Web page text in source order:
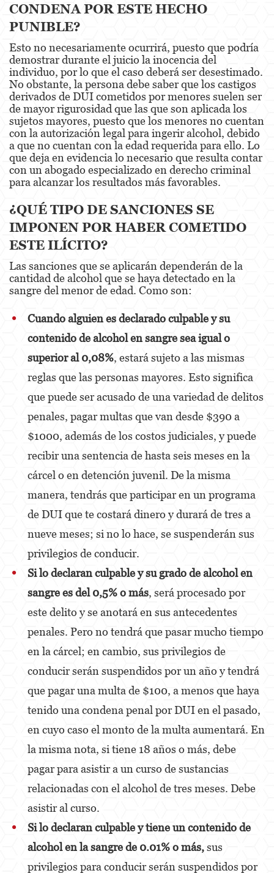
Merodear para prostituirse
Penetración Sexual Forzada
Pornografía Infantil
Prostitución y Solicitación
Violación
DUI
Audiencia Administrativa del DMV
Conducción Imprudente con Presencia de
Alcohol
Conducción Imprudente sin Presencia de
Cuarta Ofensa de DUI
DUI con Pasajeros Menores de 14 Años
DUI en Menores de Edad
Leyes de DUI en el Estado de California
Segunda Ofensa de DUI
Tercera Ofensa de DUI
Aumento de Sentencia para Pandillas
Disuadir a un Testigo
Homicidio
Homicidio Involuntario
Homicidio Voluntario
Intento de Asesinato
Violencia Doméstica
Acecho
Abuso de Ancianos y de Adultos
Dependientes
Amenazas Criminales
Lesión Corporal A Un Cónyuge.
CONDENA POR ESTE HECHO
PUNIBLE?
Esto no necesariamente ocurrirá, puesto que podría
demostrar durante el juicio la inocencia del
individuo, por lo que el caso deberá ser desestimado.
No obstante, la persona debe saber que los castigos
derivados de DUI cometidos por menores suelen ser
de mayor rigurosidad que las que son aplicada los
sujetos mayores, puesto que los menores no cuentan
con la autorización legal para ingerir alcohol, debido
a que no cuentan con la edad requerida para ello. Lo
que deja en evidencia lo necesario que resulta contar
con un abogado especializado en derecho criminal
para alcanzar los resultados más favorables.
¿QUÉ TIPO DE SANCIONES SE
IMPONEN POR HABER COMETIDO
ESTE ILÍCITO?
Las sanciones que se aplicarán dependerán de la
cantidad de alcohol que se haya detectado en la
sangre del menor de edad. Como son:
Cuando alguien es declarado culpable y su
contenido de alcohol en sangre sea igual o
superior al 0,08%, estará sujeto a las mismas
reglas que las personas mayores. Esto significa
que puede ser acusado de una variedad de delitos
penales, pagar multas que van desde $390 a
$1000, además de los costos judiciales, y puede
recibir una sentencia de hasta seis meses en la
cárcel o en detención juvenil. De la misma
manera, tendrás que participar en un programa
de DUI que te costará dinero y durará de tres a
nueve meses; si no lo hace, se suspenderán sus
privilegios de conducir.
Si lo declaran culpable y su grado de alcohol en
sangre es del 0,5% o más, será procesado por
este delito y se anotará en sus antecedentes
penales. Pero no tendrá que pasar mucho tiempo
en la cárcel; en cambio, sus privilegios de
conducir serán suspendidos por un año y tendrá
que pagar una multa de $100, a menos que haya
tenido una condena penal por DUI en el pasado,
en cuyo caso el monto de la multa aumentará. En
la misma nota, si tiene 18 años o más, debe
pagar para asistir a un curso de sustancias
relacionadas con el alcohol de tres meses. Debe
asistir al curso.
Si lo declaran culpable y tiene un contenido de
alcohol en la sangre de 0.01% o más,sus
privilegios para conducir serán suspendidos por